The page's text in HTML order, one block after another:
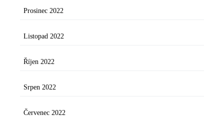
Prosinec 2022
Listopad 2022
Říjen 2022
Srpen 2022
Červenec 2022